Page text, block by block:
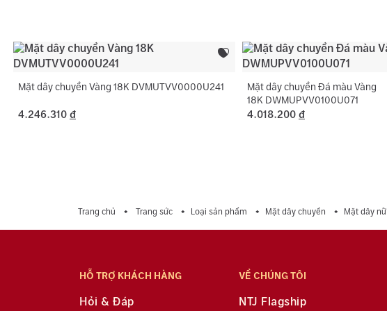
Mặt dây chuyền Vàng 18K DVMUTVV0000U241
4.246.310 đ
Mặt dây chuyền Đá màu Vàng
18K DWMUPVV0100U071
4.018.200 đ
Trang chủ Trang sức Loại sản phẩm Mặt dây chuyền Mặt dây nữ
HỖ TRỢ KHÁCH HÀNG
Hỏi & Đáp
VỀ CHÚNG TÔI
NTJ Flagship